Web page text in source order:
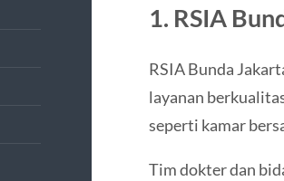
1. RSIA
RSIA Bunda
layanan
seperti kamar
Tim dokter dan